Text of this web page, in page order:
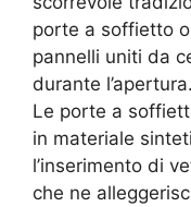
porte a soffietto
pannelli uniti da
durante l’apertura.
Le porte a
in materiale
l’inserimento di
che ne